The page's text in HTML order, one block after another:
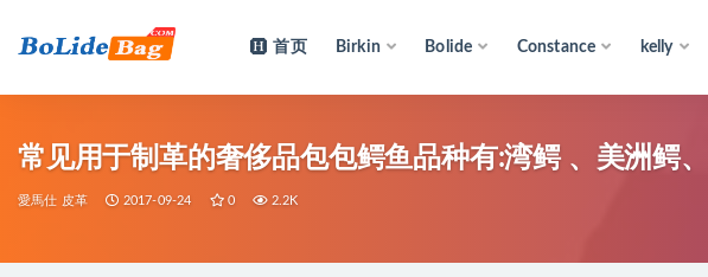
首页 Birkin Bolide Constance kelly
常见用于制革的奢侈品包包鳄鱼品种有:湾鳄 、美洲鳄
愛馬仕 皮革 2017-09-24 0 2.2K